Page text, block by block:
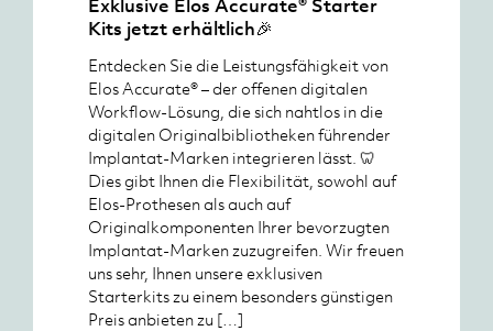
Exklusive Elos Accurate® Starter
Kits jetzt erhältlich🎉
Entdecken Sie die Leistungsfähigkeit von
Elos Accurate® – der offenen digitalen
Workflow-Lösung, die sich nahtlos in die
digitalen Originalbibliotheken führender
Implantat-Marken integrieren lässt. 🦷
Dies gibt Ihnen die Flexibilität, sowohl auf
Elos-Prothesen als auch auf
Originalkomponenten Ihrer bevorzugten
Implantat-Marken zuzugreifen. Wir freuen
uns sehr, Ihnen unsere exklusiven
Starterkits zu einem besonders günstigen
Preis anbieten zu […]